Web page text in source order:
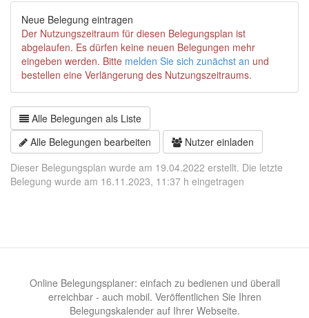
Neue Belegung eintragen
Der Nutzungszeitraum für diesen Belegungsplan ist
abgelaufen. Es dürfen keine neuen Belegungen mehr
eingeben werden. Bitte melden Sie sich zunächst an und
bestellen eine Verlängerung des Nutzungszeitraums.
Alle Belegungen als Liste
Alle Belegungen bearbeiten
Nutzer einladen
Dieser Belegungsplan wurde am 19.04.2022 erstellt. Die letzte
Belegung wurde am 16.11.2023, 11:37 h eingetragen
Online Belegungsplaner: einfach zu bedienen und überall
erreichbar - auch mobil. Veröffentlichen Sie Ihren
Belegungskalender auf Ihrer Webseite.